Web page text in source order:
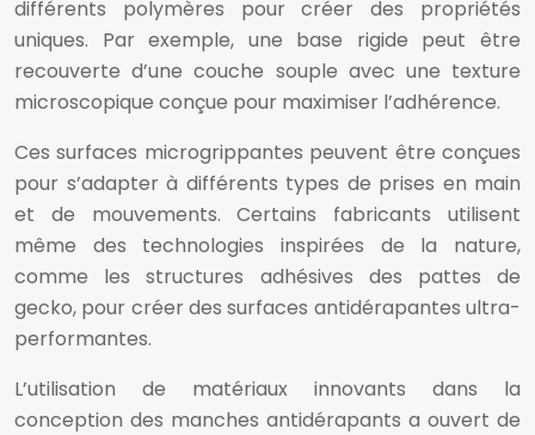
différents polymères pour créer des propriétés
uniques. Par exemple, une base rigide peut être
recouverte d’une couche souple avec une texture
microscopique conçue pour maximiser l’adhérence.
Ces surfaces microgrippantes peuvent être conçues
pour s’adapter à différents types de prises en main
et de mouvements. Certains fabricants utilisent
même des technologies inspirées de la nature,
comme les structures adhésives des pattes de
gecko, pour créer des surfaces antidérapantes ultra-
performantes.
L’utilisation de matériaux innovants dans la
conception des manches antidérapants a ouvert de